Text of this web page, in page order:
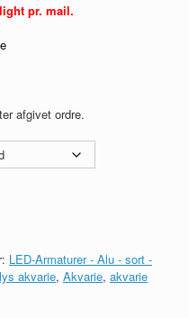
pr. mail.
afgivet ordre.
LED-Armaturer - Alu - sort -
akvarie, Akvarie, akvarie